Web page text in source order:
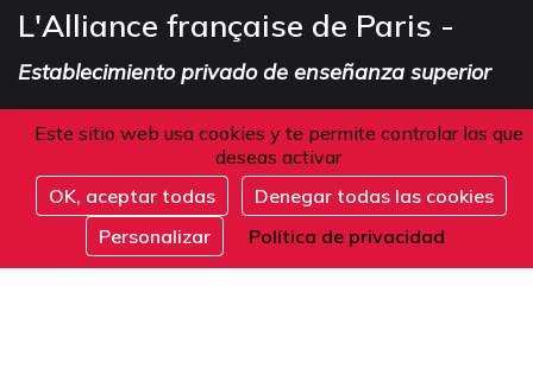
Este sitio web usa cookies y te permite controlar las que
deseas activar
OK, aceptar todas
Denegar todas las cookies
Personalizar
Política de privacidad
Completo
L'Alliance française de Paris -
Establecimiento privado de enseñanza superior
Dirección
101 boulevard Raspail
75006 Paris